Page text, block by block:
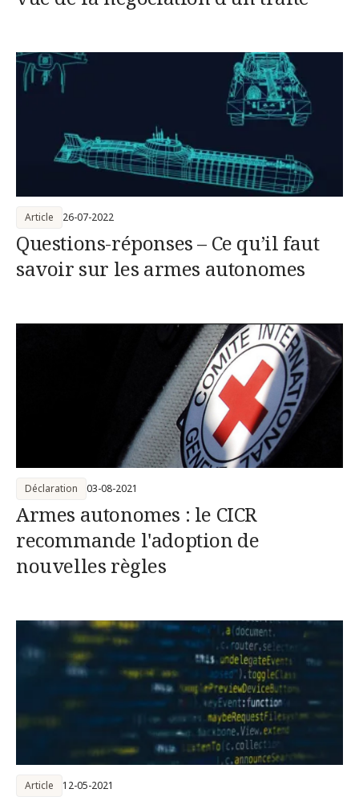
Questions-réponses – Ce qu’il faut
savoir sur les armes autonomes
Article 26-07-2022
Armes autonomes : le CICR
recommande l'adoption de
nouvelles règles
Déclaration 03-08-2021
Article 12-05-2021